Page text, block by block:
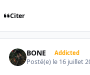
Citer
BONE Addicted
Posté(e) le 16 juillet